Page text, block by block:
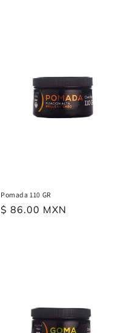
Pomada 110 GR
Precio
$ 86.00 MXN